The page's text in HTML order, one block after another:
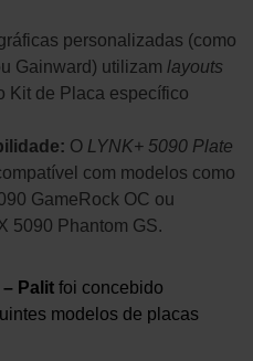
personalizadas (como
Gainward) utilizam layouts
Kit de Placa específico
O LYNK+ 5090 Plate
com modelos como
GameRock OC ou
5090 Phantom GS.
– Palit foi concebido
modelos de placas